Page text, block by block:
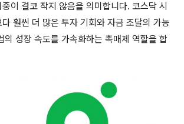
이 결코 작지 않음을 의미합니다. 코스닥 시
훨씬 더 많은 투자 기회와 자금 조달의 가능
의 성장 속도를 가속화하는 촉매제 역할을 합